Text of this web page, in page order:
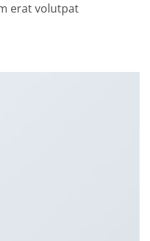
erat volutpat